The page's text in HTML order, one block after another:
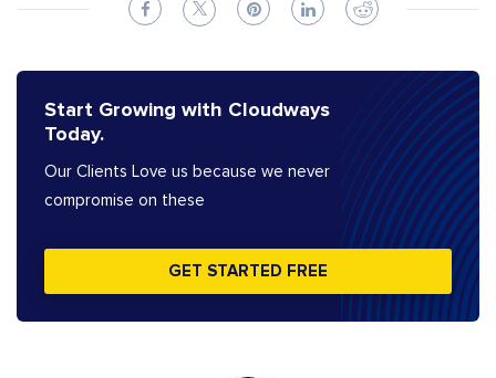
Start Growing with Cloudways
Today.
Our Clients Love us because we never
compromise on these
GET STARTED FREE